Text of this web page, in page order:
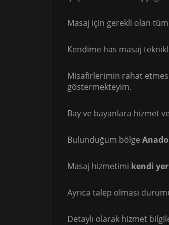
Masaj için gerekli olan
Kendime has masaj
Misafirlerimin rahat
göstermekteyim.
Bay ve bayanlara hizmet
Bulunduğum bölge
Masaj hizmetimi kendi
Ayrıca talep olması
Detaylı olarak hizmet